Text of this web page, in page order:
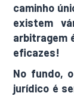
caminho
existem
arbitragem
eficazes!
No fundo,
jurídico é